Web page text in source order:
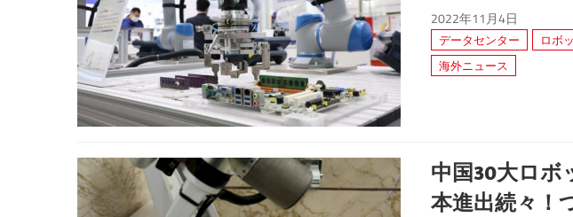
2022年11月4日
データセンター ロボ
海外ニュース
中国30大ロボ
本進出続々！